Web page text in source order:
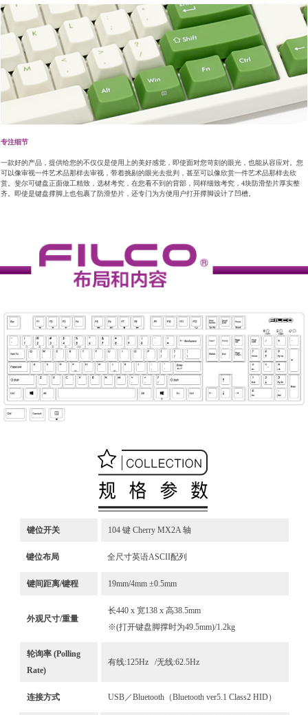
专注细节
一款好的产品，提供给您的不仅仅是使用上的美好感觉，即使面对您苛刻的眼光，也能从容应对。您
可以像审视一件艺术品那样去审视，带着挑剔的眼光去批判，甚至可以像欣赏一件艺术品那样去欣
赏。斐尔可键盘正面做工精致，选材考究，在您看不到的背部，同样细致考究，4块防滑垫片厚实整
齐。即使是键盘撑脚上也包裹了防滑垫片，还专门为方便用户打开撑脚设计了凹槽。
键位开关 104 键 Cherry MX2A 轴
键位布局 全尺寸英语ASCII配列
键间距离/键程 19mm/4mm ±0.5mm
外观尺寸/重量
长440 x 宽138 x 高38.5mm
※(打开键盘脚撑时为49.5mm)/1.2kg
轮询率 (Polling
Rate)
有线:125Hz /无线:62.5Hz
连接方式 USB／Bluetooth（Bluetooth ver5.1 Class2 HID）